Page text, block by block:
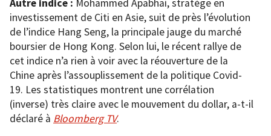
Autre indice : Mohammed Apabhai, stratège en
investissement de Citi en Asie, suit de près l’évolution
de l’indice Hang Seng, la principale jauge du marché
boursier de Hong Kong. Selon lui, le récent rallye de
cet indice n’a rien à voir avec la réouverture de la
Chine après l’assouplissement de la politique Covid-
19. Les statistiques montrent une corrélation
(inverse) très claire avec le mouvement du dollar, a-t-il
déclaré à Bloomberg TV.